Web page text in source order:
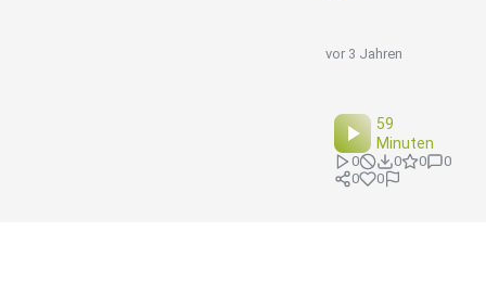
vor 3 Jahren
59
Minuten
0 0 0
0
0
0